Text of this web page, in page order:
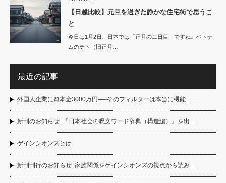
【日越比較】元旦を過ぎた静かな住宅街で思うこ
と
今日は1月2日、日本では「正月の二日目」ですね。ベトナ
ムのテト（旧正月…
最近の記事
外国人企業に資本金3000万円──そのフィルターは本当に機能…
新刊のお知らせ: 『日本社会の呪文ワード辞典（構造編）』を出…
ゲインシオンズとは
新刊刊行のお知らせ: 家族関係をゲインシオンズの視点から読み…